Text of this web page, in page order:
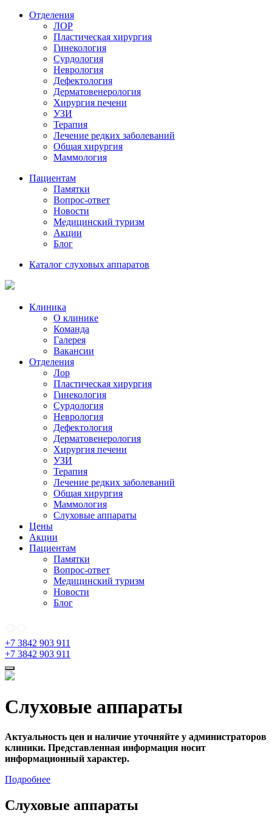
Отделения
ЛОР
Пластическая хирургия
Гинекология
Сурдология
Неврология
Дефектология
Дерматовенерология
Хирургия печени
УЗИ
Терапия
Лечение редких заболеваний
Общая хирургия
Маммология
Пациентам
Памятки
Вопрос-ответ
Новости
Медицинский туризм
Акции
Блог
Каталог слуховых аппаратов
Клиника
О клинике
Команда
Галерея
Вакансии
Отделения
Лор
Пластическая хирургия
Гинекология
Сурдология
Неврология
Дефектология
Дерматовенерология
Хирургия печени
УЗИ
Терапия
Лечение редких заболеваний
Общая хирургия
Маммология
Слуховые аппараты
Цены
Акции
Пациентам
Памятки
Вопрос-ответ
Медицинский туризм
Новости
Блог
+7 3842 903 911
+7 3842 903 911
Cлуховые аппараты
Актуальность цен и наличие уточняйте у администраторов
клиники. Представленная информация носит
информационный характер.
Подробнее
Слуховые аппараты